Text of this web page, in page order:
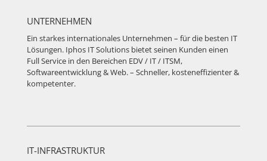
UNTERNEHMEN
Ein starkes internationales Unternehmen – für die besten IT
Lösungen. Iphos IT Solutions bietet seinen Kunden einen
Full Service in den Bereichen EDV / IT / ITSM,
Softwareentwicklung & Web. – Schneller, kosteneffizienter &
kompetenter.
IT-INFRASTRUKTUR